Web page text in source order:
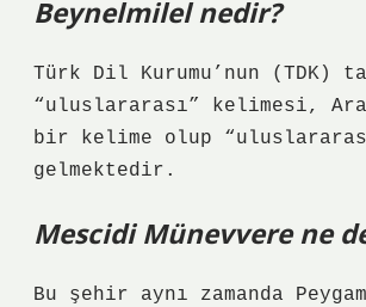
Beynelmilel nedir?
Türk Dil Kurumu’nun (TDK)
“uluslararası” kelimesi,
bir kelime olup
gelmektedir.
Mescidi Münevvere ne
Bu şehir aynı zamanda